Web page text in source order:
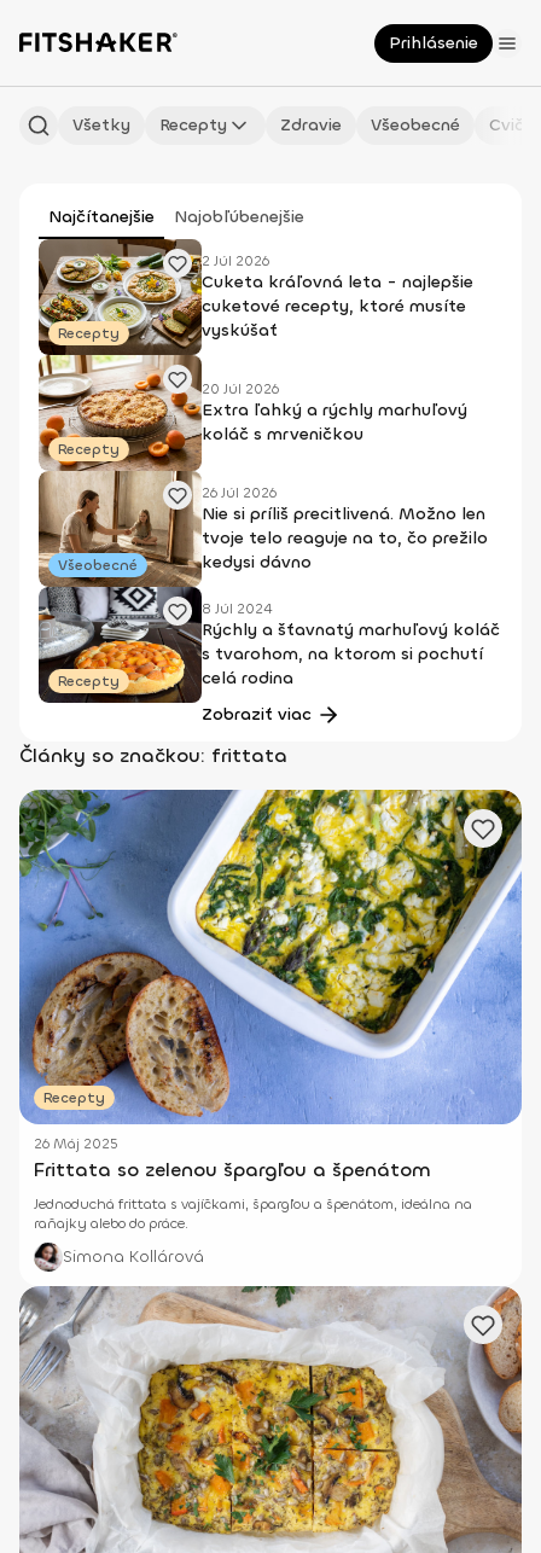
Prihlásenie
Všetky Recepty Zdravie Všeobecné
Najčítanejšie Najobľúbenejšie
Recepty
2 Júl 2026
Cuketa kráľovná leta - najlepšie
cuketové recepty, ktoré musíte
vyskúšať
Recepty
20 Júl 2026
Extra ľahký a rýchly marhuľový
koláč s mrveničkou
Všeobecné
26 Júl 2026
Nie si príliš precitlivená. Možno len
tvoje telo reaguje na to, čo prežilo
kedysi dávno
Recepty
8 Júl 2024
Rýchly a šťavnatý marhuľový koláč
s tvarohom, na ktorom si pochutí
celá rodina
Zobraziť viac
Články so značkou: frittata
Recepty
26 Máj 2025
Frittata so zelenou špargľou a špenátom
Jednoduchá frittata s vajíčkami, špargľou a špenátom, ideálna na
raňajky alebo do práce.
Simona Kollárová